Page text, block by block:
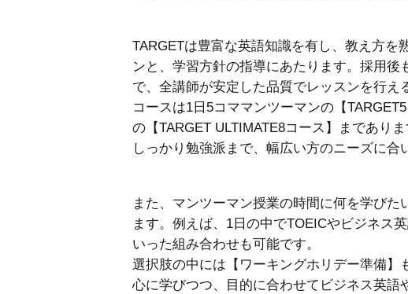
TARGETは豊富な英語知識を有し、教え方を
ンと、学習方針の指導にあたります。採用後
で、全講師が安定した品質でレッスンを行え
コースは1日5コママンツーマンの【
の【TARGET ULTIMATE8コース】まであり
しっかり勉強派まで、幅広い方のニーズに合
また、マンツーマン授業の時間に何を学びた
ます。例えば、1日の中でTOEICやビジネス
いった組み合わせも可能です。
選択肢の中には【ワーキングホリデー準備】
心に学びつつ、目的に合わせてビジネス英語